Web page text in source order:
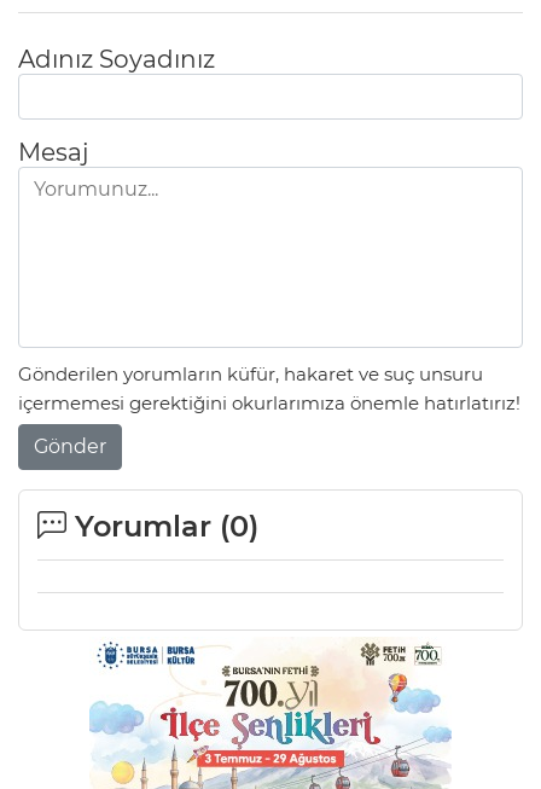
Adınız Soyadınız
Mesaj
Gönderilen yorumların küfür, hakaret ve suç unsuru
içermemesi gerektiğini okurlarımıza önemle hatırlatırız!
Gönder
Yorumlar (0)